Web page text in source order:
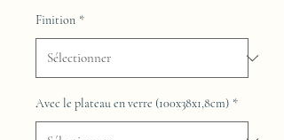
Finition *
Avec le plateau en verre (100x38x1,8cm) *